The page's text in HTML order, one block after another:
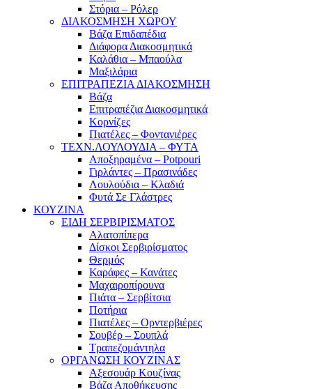
Στόρια – Ρόλερ
ΔΙΑΚΟΣΜΗΣΗ ΧΩΡΟΥ
Βάζα Επιδαπέδια
Διάφορα Διακοσμητικά
Καλάθια – Μπαούλα
Μαξιλάρια
ΕΠΙΤΡΑΠΕΖΙΑ ΔΙΑΚΟΣΜΗΣΗ
Βάζα
Επιτραπέζια Διακοσμητικά
Κορνίζες
Πιατέλες – Φοντανιέρες
ΤΕΧΝ.ΛΟΥΛΟΥΔΙΑ – ΦΥΤΑ
Αποξηραμένα – Potpouri
Γιρλάντες – Πρασινάδες
Λουλούδια – Κλαδιά
Φυτά Σε Γλάστρες
ΚΟΥΖΙΝΑ
ΕΙΔΗ ΣΕΡΒΙΡΙΣΜΑΤΟΣ
Αλατοπίπερα
Δίσκοι Σερβιρίσματος
Θερμός
Καράφες – Κανάτες
Μαχαιροπίρουνα
Πιάτα – Σερβίτσια
Ποτήρια
Πιατέλες – Ορντερβιέρες
Σουβέρ – Σουπλά
Τραπεζομάντηλα
ΟΡΓΑΝΩΣΗ ΚΟΥΖΙΝΑΣ
Αξεσουάρ Κουζίνας
Βάζα Αποθήκευσης